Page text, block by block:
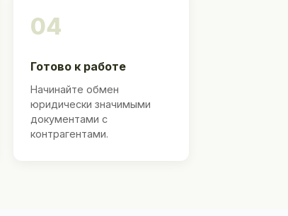
04
Готово к работе
Начинайте обмен
юридически значимыми
документами с
контрагентами.